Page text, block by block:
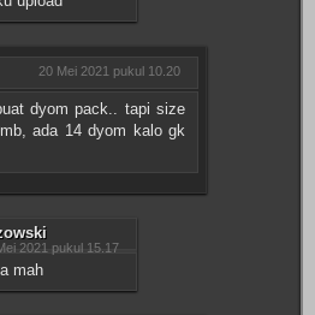
20 Mei 2021 pukul 10.20
dyom pack.. tapi size
ada 14 dyom kalo gk
2021 pukul 15.17
mah